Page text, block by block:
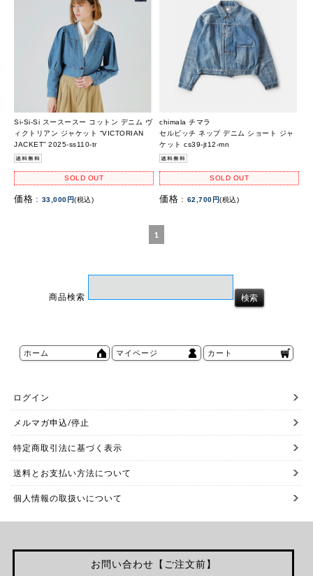
Si-Si-Si スースースー コットン デニム ヴ
ィクトリアン ジャケット “VICTORIAN
JACKET” 2025-ss110-tr
SOLD OUT
価格 : 33,000円(税込)
chimala チマラ
セルビッチ ネップ デニム ショート ジャ
ケット cs39-jt12-mn
SOLD OUT
価格 : 62,700円(税込)
1
商品検索
ホーム マイページ カート
ログイン
メルマガ申込/停止
特定商取引法に基づく表示
送料とお支払い方法について
個人情報の取扱いについて
お問い合わせ【ご注文前】